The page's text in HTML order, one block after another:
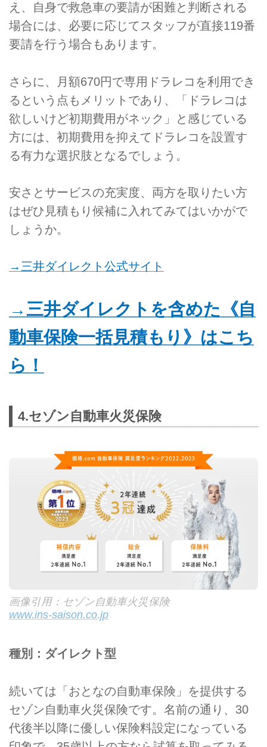
え、自身で救急車の要請が困難と判断される
場合には、必要に応じてスタッフが直接119番
要請を行う場合もあります。
さらに、月額670円で専用ドラレコを利用でき
るという点もメリットであり、「ドラレコは
欲しいけど初期費用がネック」と感じている
方には、初期費用を抑えてドラレコを設置す
る有力な選択肢となるでしょう。
安さとサービスの充実度、両方を取りたい方
はぜひ見積もり候補に入れてみてはいかがで
しょうか。
→三井ダイレクト公式サイト
→三井ダイレクトを含めた《自
動車保険一括見積もり》はこち
ら！
4.セゾン自動車火災保険
画像引用：セゾン自動車火災保険
www.ins-saison.co.jp
種別：ダイレクト型
続いては「おとなの自動車保険」を提供する
セゾン自動車火災保険です。名前の通り、30
代後半以降に優しい保険料設定になっている